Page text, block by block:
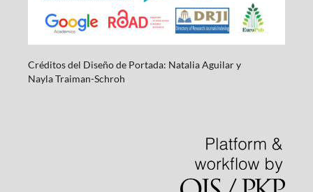
Créditos del Diseño de Portada: Natalia Aguilar y
NaylaTraiman-Schroh